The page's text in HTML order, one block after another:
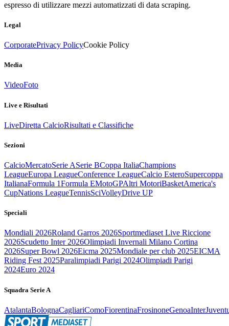
espresso di utilizzare mezzi automatizzati di data scraping.
Legal
CorporatePrivacy PolicyCookie Policy
Media
VideoFoto
Live e Risultati
LiveDiretta CalcioRisultati e Classifiche
Sezioni
CalcioMercatoSerie ASerie BCoppa ItaliaChampions
LeagueEuropa LeagueConference LeagueCalcio EsteroSupercoppa
ItalianaFormula 1Formula EMotoGPAltri MotoriBasketAmerica's
CupNations LeagueTennisSciVolleyDrive UP
Speciali
Mondiali 2026Roland Garros 2026Sportmediaset Live Riccione
2026Scudetto Inter 2026Olimpiadi Invernali Milano Cortina
2026Super Bowl 2026Eicma 2025Mondiale per club 2025EICMA
Riding Fest 2025Paralimpiadi Parigi 2024Olimpiadi Parigi
2024Euro 2024
Squadra Serie A
AtalantaBolognaCagliariComoFiorentinaFrosinoneGenoaInter